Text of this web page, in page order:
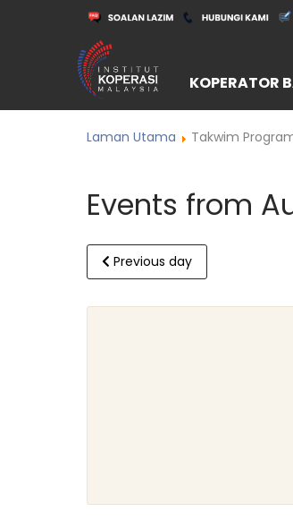
KOPERATOR
Laman Utama Takwim
Events from
Previous day